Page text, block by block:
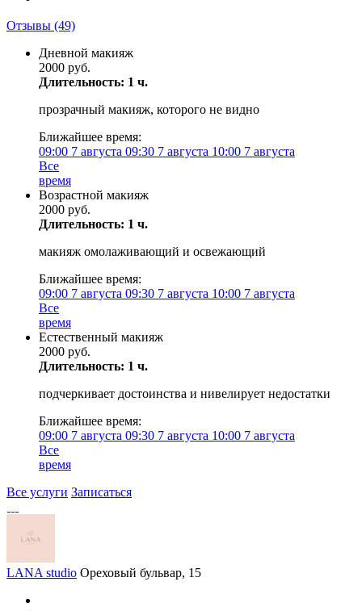
Отзывы (49)
Дневной макияж
2000 руб.
Длительность: 1 ч.
прозрачный макияж, которого не видно
Ближайшее время:
09:00 7 августа 09:30 7 августа 10:00 7 августа
Все
время
Возрастной макияж
2000 руб.
Длительность: 1 ч.
макияж омолаживающий и освежающий
Ближайшее время:
09:00 7 августа 09:30 7 августа 10:00 7 августа
Все
время
Естественный макияж
2000 руб.
Длительность: 1 ч.
подчеркивает достоинства и нивелирует недостатки
Ближайшее время:
09:00 7 августа 09:30 7 августа 10:00 7 августа
Все
время
Все услуги Записаться
LANA studio Ореховый бульвар, 15